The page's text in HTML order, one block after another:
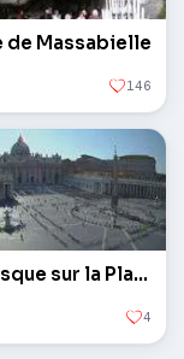
de Massabielle
146
L'obélisque sur la Place Saint-Pierre au Vatican
4